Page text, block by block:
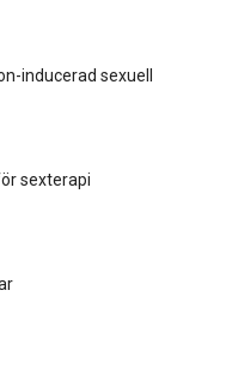
inducerad sexuell
sexterapi